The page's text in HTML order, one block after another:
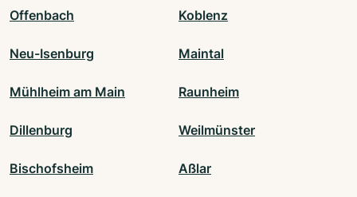
Offenbach Koblenz
Neu-Isenburg Maintal
Mühlheim am Main Raunheim
Dillenburg Weilmünster
Bischofsheim Aßlar